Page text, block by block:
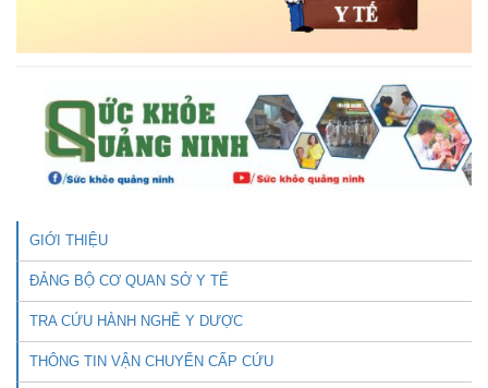
GIỚI THIỆU
ĐẢNG BỘ CƠ QUAN SỞ Y TẾ
TRA CỨU HÀNH NGHỀ Y DƯỢC
THÔNG TIN VẬN CHUYỂN CẤP CỨU